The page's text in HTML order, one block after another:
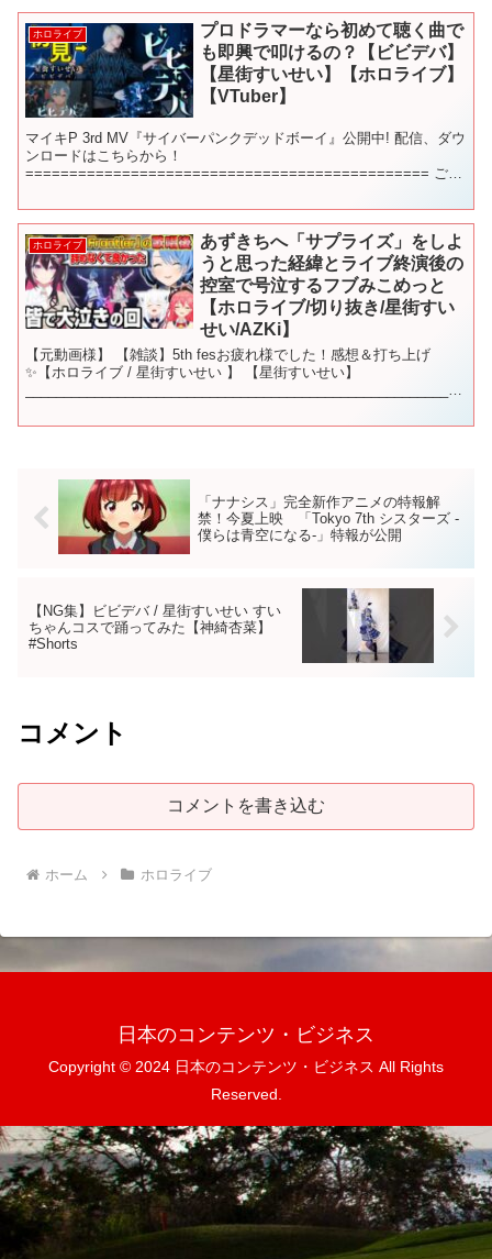
ホロライブ
プロドラマーなら初めて聴く曲で
も即興で叩けるの？【ビビデバ】
【星街すいせい】【ホロライブ】
【VTuber】
マイキP 3rd MV『サイバーパンクデッドボーイ』公開中! 配信、ダウ
ンロードはこちらから！
============================================== ご本
ホロライブ
あずきちへ「サプライズ」をしよ
うと思った経緯とライブ終演後の
控室で号泣するフブみこめっと
【ホロライブ/切り抜き/星街すい
せい/AZKi】
【元動画様】 【雑談】5th fesお疲れ様でした！感想＆打ち上げ
✨【ホロライブ / 星街すいせい 】 【星街すいせい】
_________________________________________________________
「ナナシス」完全新作アニメの特報解
禁！今夏上映 「Tokyo 7th シスターズ -
僕らは青空になる-」特報が公開
【NG集】ビビデバ / 星街すいせい すい
ちゃんコスで踊ってみた【神綺杏菜】
#Shorts
コメント
コメントを書き込む
ホーム ホロライブ
日本のコンテンツ・ビジネス
Copyright © 2024 日本のコンテンツ・ビジネス All Rights
Reserved.